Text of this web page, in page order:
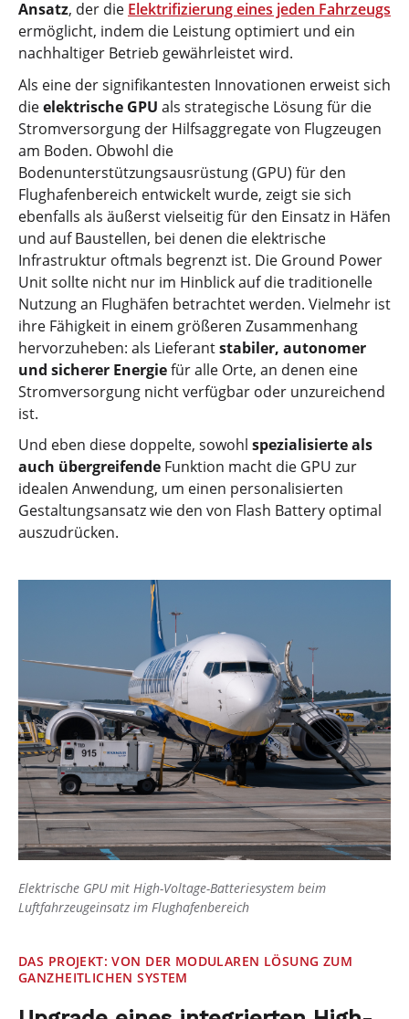
Ansatz, der die Elektrifizierung eines jeden Fahrzeugs
ermöglicht, indem die Leistung optimiert und ein
nachhaltiger Betrieb gewährleistet wird.
Als eine der signifikantesten Innovationen erweist sich
dieelektrische GPU als strategische Lösung für die
Stromversorgung der Hilfsaggregate von Flugzeugen
am Boden. Obwohl die
Bodenunterstützungsausrüstung (GPU) für den
Flughafenbereich entwickelt wurde, zeigt sie sich
ebenfalls als äußerst vielseitig für den Einsatz in Häfen
und auf Baustellen, bei denen die elektrische
Infrastruktur oftmals begrenzt ist. Die Ground Power
Unit sollte nicht nur im Hinblick auf die traditionelle
Nutzung an Flughäfen betrachtet werden. Vielmehr ist
ihre Fähigkeit in einem größeren Zusammenhang
hervorzuheben: als Lieferantstabiler, autonomer
und sicherer Energiefür alle Orte, an denen eine
Stromversorgung nicht verfügbar oder unzureichend
ist.
Und eben diese doppelte, sowohl spezialisierte als
auch übergreifende Funktion macht die GPU zur
idealen Anwendung, um einen personalisierten
Gestaltungsansatz wie den von Flash Battery optimal
auszudrücken.
Elektrische GPU mit High-Voltage-Batteriesystem beim
Luftfahrzeugeinsatz im Flughafenbereich
DAS PROJEKT: VON DER MODULAREN LÖSUNG ZUM
GANZHEITLICHEN SYSTEM